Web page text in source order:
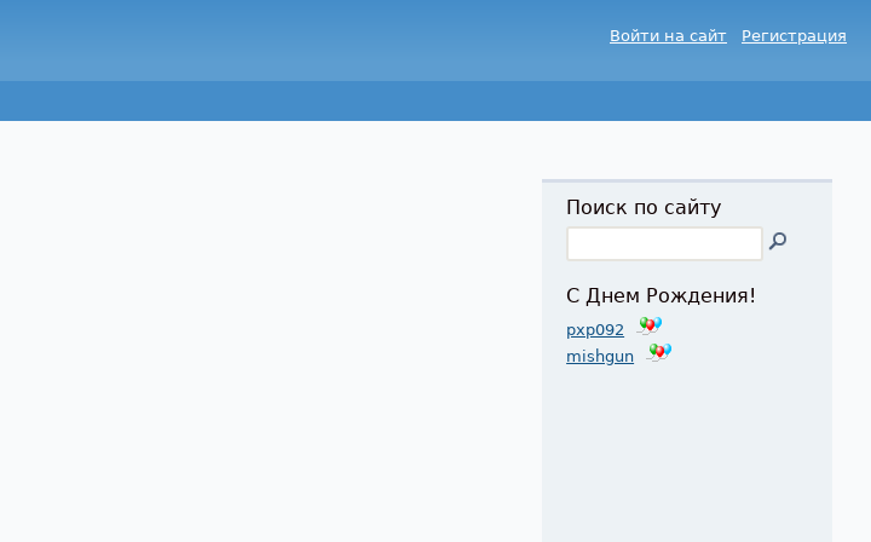
Войти на сайт Регистрация
Поиск по сайту
С Днем Рождения!
pxp092
mishgun